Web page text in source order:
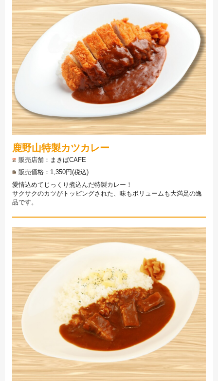
鹿野山特製カツカレー
販売店舗
まきばCAFE
販売価格
1,350円(税込)
愛情込めてじっくり煮込んだ特製カレー！
サクサクのカツがトッピングされた、味もボリュームも大満足の逸
品です。